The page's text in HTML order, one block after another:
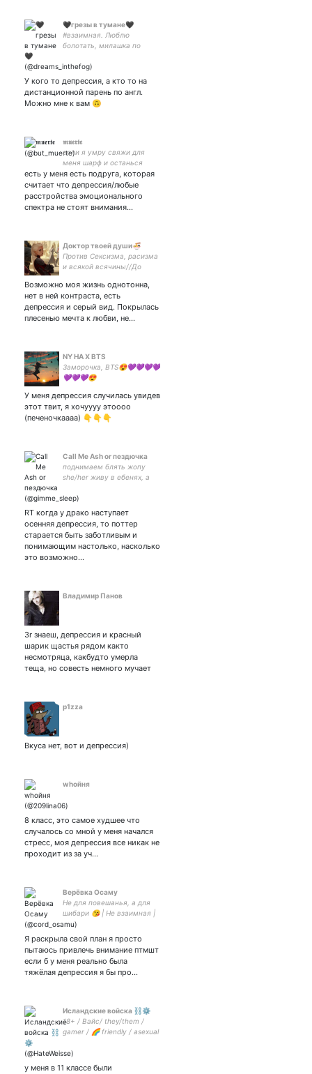
🖤грезы в тумане🖤
#взаимная. Люблю
болотать, милашка по
познакомиться!!!🖤🖤🖤
У кого то депрессия, а кто то на
дистанционной парень по англ.
Можно мне к вам 🙃
𝖒𝖚𝖊𝖗𝖙𝖊
если я умру свяжи для
меня шарф и останься
жить в моих мечтах. 7/50
🌹 #bts #рпп
есть у меня есть подруга, которая
считает что депрессия/любые
расстройства эмоционального
спектра не стоят внимания…
Доктор твоей души🍜
Против Сексизма, расизма
и всякой всячины//До
Отстаньте, я не
разобралась, писать
фанфик или
жить//#взаимно
Возможно моя жизнь однотонна,
нет в ней контраста, есть
депрессия и серый вид. Покрылась
плесенью мечта к любви, не…
NY HA Х BTS
Заморочкa, BTS😍💜💜💜💜
💜💜💜😍
У меня депрессия случилась увидев
этот твит, я хочуууу этоооо
(печеночкаааа) 👇👇👇
Call Me Ash or пездючка
поднимаем блять жопу
she/her живу в ебенях, а
RT когда у драко наступает
осенняя депрессия, то поттер
старается быть заботливым и
понимающим настолько, насколько
это возможно…
Владимир Панов
3r знаеш, депрессия и красный
шарик щастья рядом както
несмотряца, какбудто умерла
теща, но совесть немного мучает
p1zza
Вкуса нет, вот и депрессия)
whoйня
8 класс, это самое худшее что
случалось со мной у меня начался
стресс, моя депрессия все никак не
проходит из за уч…
Верёвка Осаму
Не для повешанья, а для
шибари 😘 | Не взаимная |
Милая пиздатая клоунесса
Верёвочная жена — ❤
Я раскрыла свой план я просто
пытаюсь привлечь внимание птмшт
если б у меня реально была
тяжёлая депрессия я бы про…
Исландские войска ⛓️⚙️
18+ / Вайс/ they/them /
gamer / 🌈 friendly / asexual
community / свидетель
у меня в 11 классе были